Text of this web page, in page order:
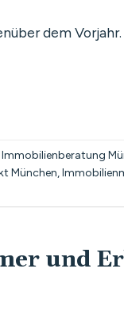
dem Vorjahr.
Immobilienberatung
München,
und